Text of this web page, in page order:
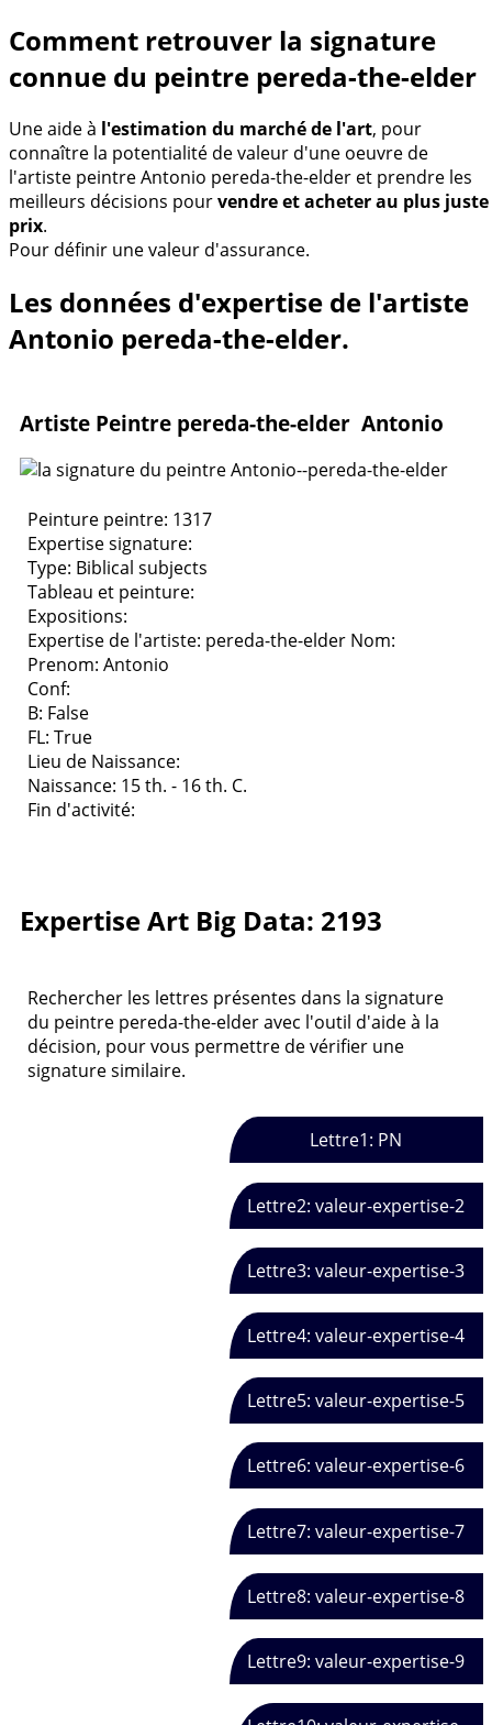
Comment retrouver la signature
connue du peintre pereda-the-elder
Une aide à l'estimation du marché de l'art, pour
connaître la potentialité de valeur d'une oeuvre de
l'artiste peintre Antonio pereda-the-elder et prendre les
meilleurs décisions pourvendre et acheter au plus juste
prix.
Pour définir une valeur d'assurance.
Les données d'expertise de l'artiste
Antonio pereda-the-elder.
Artiste Peintre pereda-the-elder Antonio
Peinture peintre: 1317
Expertise signature:
Type: Biblical subjects
Tableau et peinture:
Expositions:
Expertise de l'artiste: pereda-the-elder Nom:
Prenom: Antonio
Conf:
B: False
FL: True
Lieu de Naissance:
Naissance: 15 th. - 16 th. C.
Fin d'activité:
Expertise Art Big Data: 2193
Rechercher les lettres présentes dans la signature
du peintre pereda-the-elder avec l'outil d'aide à la
décision, pour vous permettre de vérifier une
signature similaire.
Lettre1: PN
Lettre2: valeur-expertise-2
Lettre3: valeur-expertise-3
Lettre4: valeur-expertise-4
Lettre5: valeur-expertise-5
Lettre6: valeur-expertise-6
Lettre7: valeur-expertise-7
Lettre8: valeur-expertise-8
Lettre9: valeur-expertise-9